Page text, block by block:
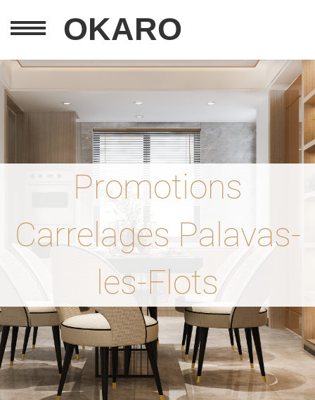
OKARO
Promotions
Carrelages Palavas-
les-Flots